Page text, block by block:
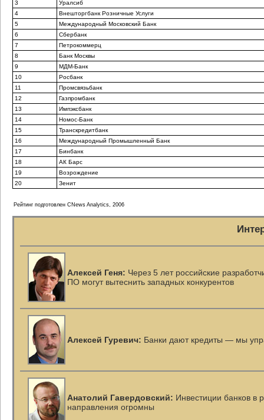
3
Уралсиб
4
Внешторгбанк Розничные Услуги
5
Международный Московский Банк
6
Сбербанк
7
Петрокоммерц
8
Банк Москвы
9
МДМ-Банк
10
Росбанк
11
Промсвязьбанк
12
Газпромбанк
13
Импэксбанк
14
Номос-Банк
15
Транскредитбанк
16
Международный Промышленный Банк
17
Бинбанк
18
АК Барс
19
Возрождение
20
Зенит
Рейтинг подготовлен CNews Analytics, 2006
Алексей Геня: Через 5 лет российские
ПО могут вытеснить западных конкурентов
Алексей Гуревич: Банки дают кредиты — мы
Анатолий Гавердовский: Инвестиции банков в
направления огромны